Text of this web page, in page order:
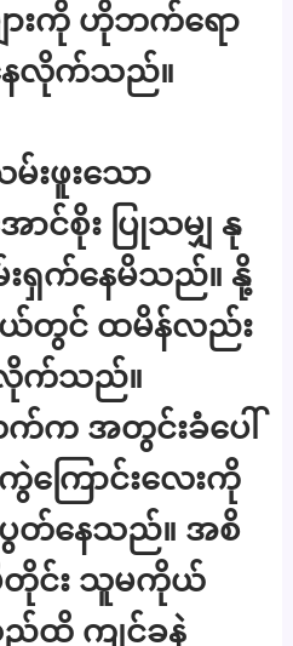
ျားကို ဟိုဘက်ရော
ေလိုက်သည်။
ဖူးသော
ာင်စိုး ပြုသမျှ နု
းရှက်နေမိသည်။ နို့
တွင် ထမိန်လည်း
လိုက်သည်။
အတွင်းခံပေါ်
ကြောင်းလေးကို
တ်နေသည်။ အစိ
င်း သူမကိုယ်
ထိ ကျင်ခနဲ